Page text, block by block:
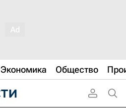
Экономика Общество